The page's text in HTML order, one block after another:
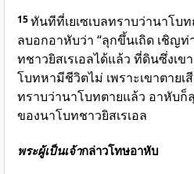
15ทันทีที่เยเซเบลทราบว่านาโบ
ลบอกอาหับว่า “ลุกขึ้นเถิด เชิญ
ทชาวยิสเรเอลได้แล้ว ที่ดินซึ่งเข
โบทหามีชีวิตไม่ เพราะเขาตายเ
ทราบว่านาโบทตายแล้ว อาหับก็
ของนาโบทชาวยิสเรเอล
พระผู้เป็นเจ้ากล่าวโทษอาหับ